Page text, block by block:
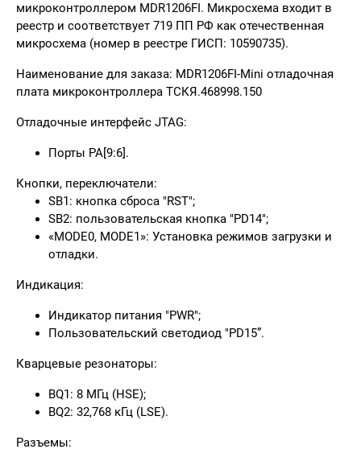
микроконтроллером MDR1206FI. Микросхема входит в
реестр и соответствует 719 ПП РФ как отечественная
микросхема (номер в реестре ГИСП: 10590735).
Наименование для заказа: MDR1206FI-Mini отладочная
плата микроконтроллера ТСКЯ.468998.150
Отладочные интерфейс JTAG:
Порты PA[9:6].
Кнопки, переключатели:
SB1: кнопка сброса "RST";
SB2: пользовательская кнопка "PD14";
«MODE0, MODE1»: Установка режимов загрузки и
отладки.
Индикация:
Индикатор питания "PWR";
Пользовательский светодиод "PD15”.
Кварцевые резонаторы:
BQ1: 8 МГц (HSE);
BQ2: 32,768 кГц (LSE).
Разъемы: